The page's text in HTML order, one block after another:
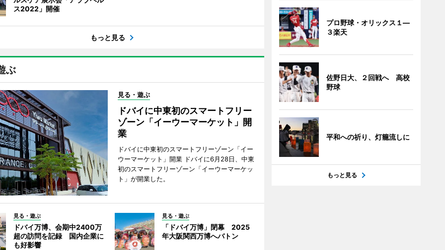
ス2022」開催
もっと見る
ぶ
見る・遊ぶ
ドバイに中東初のスマートフリー
ゾーン「イーウーマーケット」開
業
ドバイに中東初のスマートフリーゾーン「イー
ウーマーケット」開業 ドバイに6月28日、中東
初のスマートフリーゾーン「イーウーマーケッ
ト」が開業した。
見る・遊ぶ
ドバイ万博、会期中2400万
超の訪問を記録 国内企業に
も好影響
見る・遊ぶ
「ドバイ万博」閉幕 2025
年大阪関西万博へバトン
プロ野球・オリックス１―
３楽天
佐野日大、２回戦へ 高校
野球
平和への祈り、灯籠流しに
もっと見る